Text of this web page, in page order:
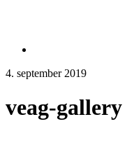
4. september 2019
veag-gallery